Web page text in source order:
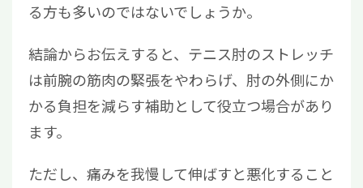
る方も多いのではないでしょうか。
結論からお伝えすると、テニス肘のストレッチ
は前腕の筋肉の緊張をやわらげ、肘の外側にか
かる負担を減らす補助として役立つ場合があり
ます。
ただし、痛みを我慢して伸ばすと悪化すること